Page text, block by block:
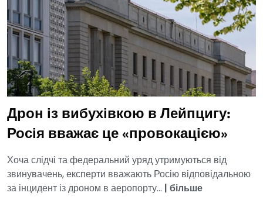
Дрон із вибухівкою в Лейпцигу:
Росія вважає це «провокацією»
Хоча слідчі та федеральний уряд утримуються від
звинувачень, експерти вважають Росію відповідальною
за інцидент із дроном в аеропорту... | більше